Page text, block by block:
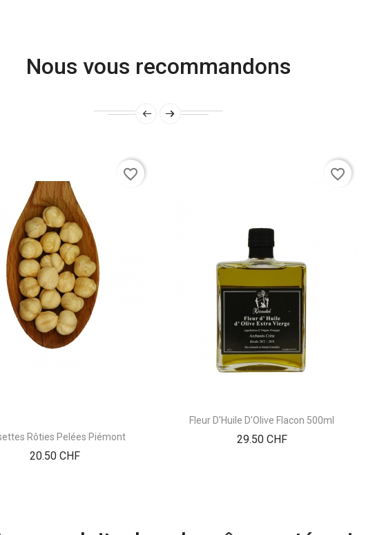
Nous vous recommandons
Rôties Pelées Piémont
20.50 CHFPrix
favorite_border
Fleur D'Huile D'Olive Flacon 500ml
29.50 CHFPrix
favorite_border